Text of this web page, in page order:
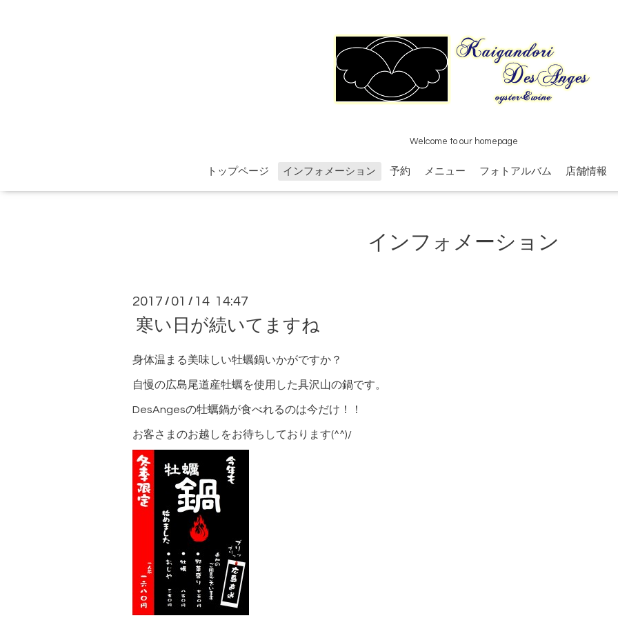
Welcome to our homepage
トップページ インフォメーション 予約 メニュー フォトアルバム 店舗情報
インフォメーション
2017 / 01 / 14 14:47
寒い日が続いてますね
身体温まる美味しい牡蠣鍋いかがですか？
自慢の広島尾道産牡蠣を使用した具沢山の鍋です。
DesAngesの牡蠣鍋が食べれるのは今だけ！！
お客さまのお越しをお待ちしております(^^)/